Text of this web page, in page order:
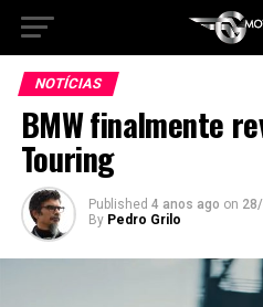
NOTÍCIAS
BMW finalmente
Touring
Published 4 anos ago on
By Pedro Grilo